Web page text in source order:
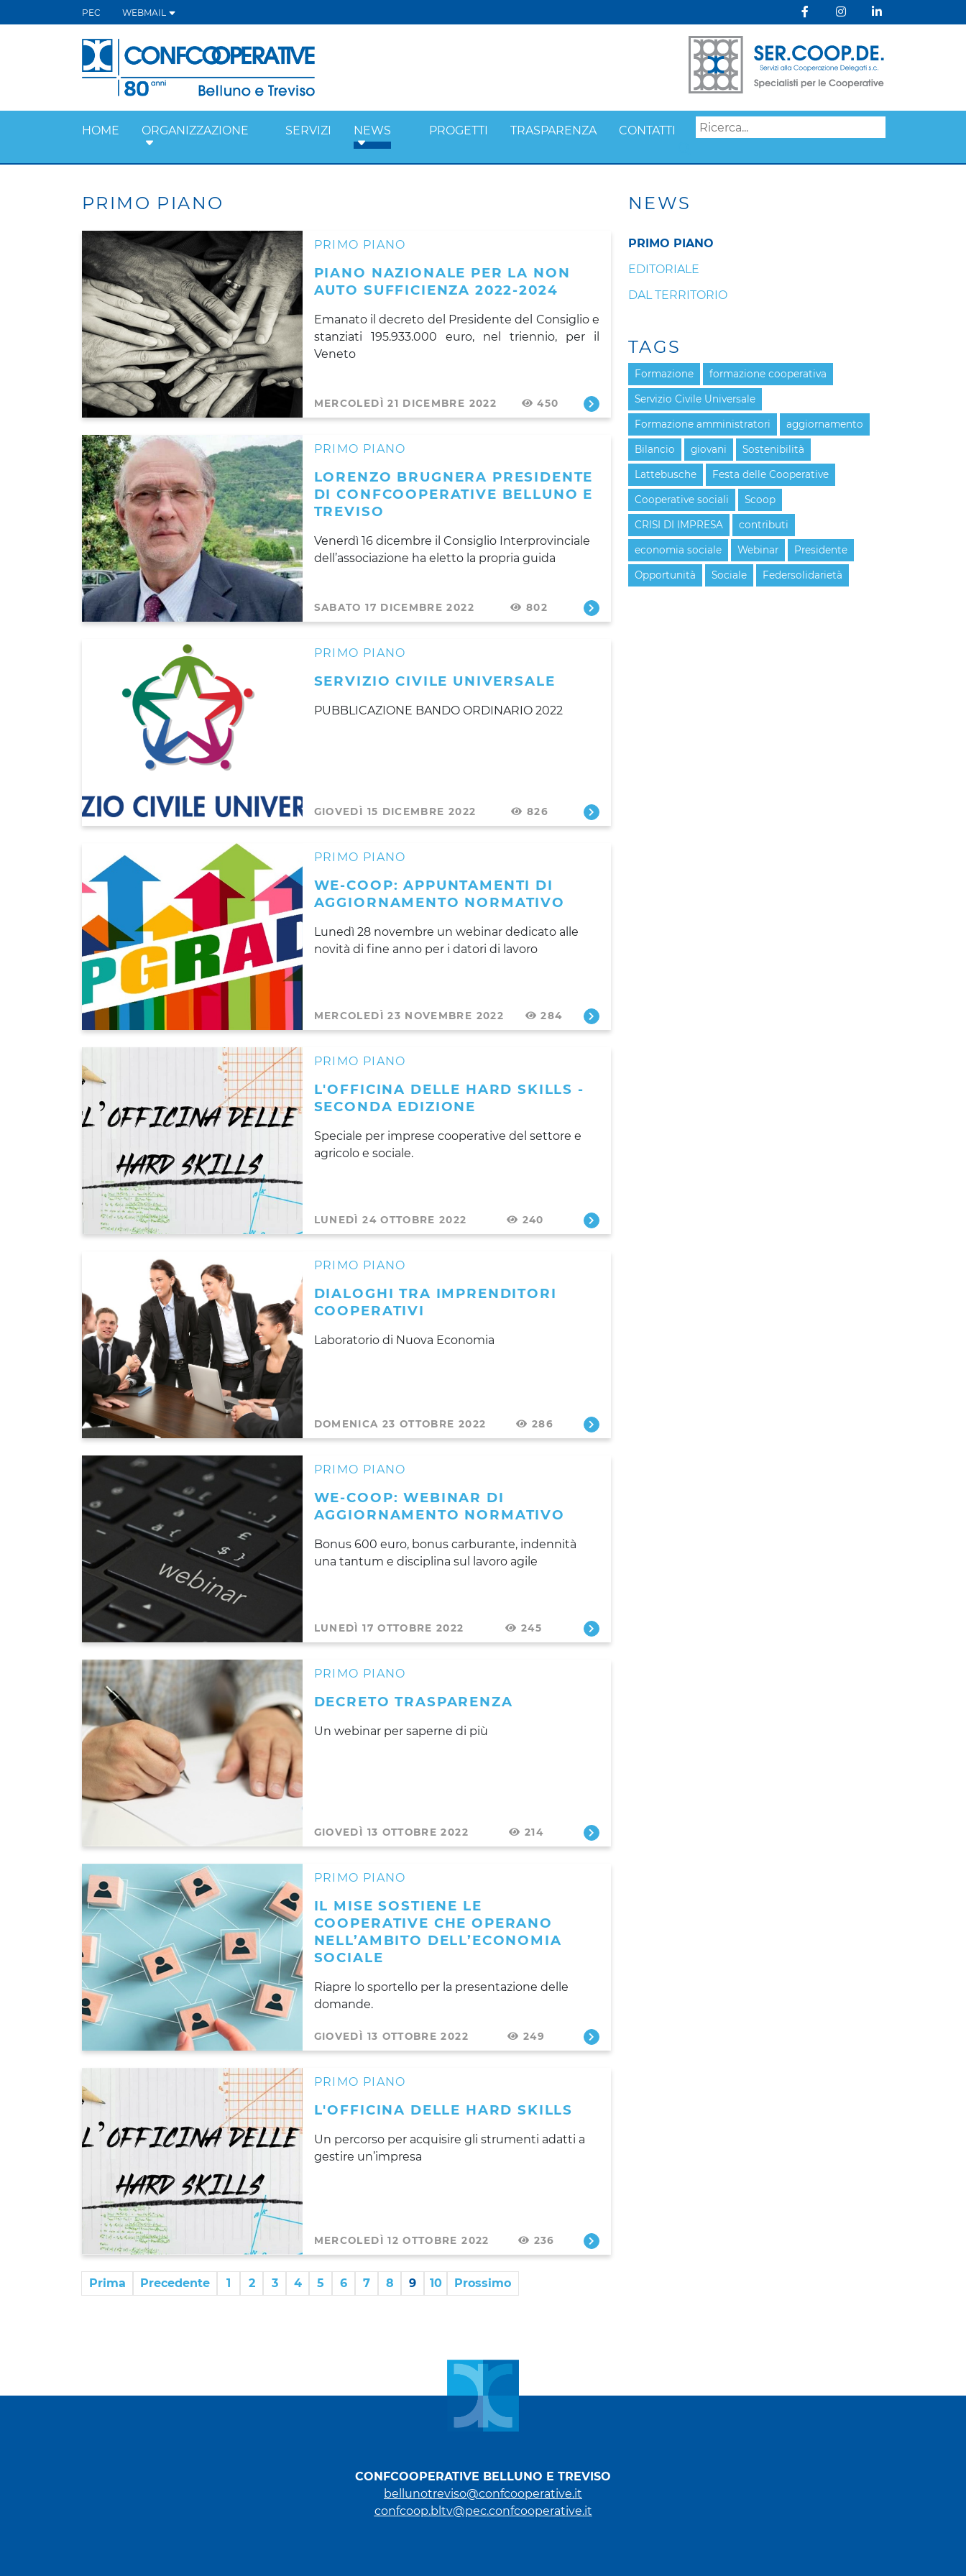
PEC WEBMAIL
HOME ORGANIZZAZIONE SERVIZI NEWS PROGETTI TRASPARENZA
CONTATTI
PRIMO PIANO
PRIMO PIANO
PIANO NAZIONALE PER LA NON
AUTO SUFFICIENZA 2022-2024
Emanato il decreto del Presidente del Consiglio e
stanziati 195.933.000 euro, nel triennio, per il
Veneto
MERCOLEDÌ 21 DICEMBRE 2022 450
PRIMO PIANO
LORENZO BRUGNERA PRESIDENTE
DI CONFCOOPERATIVE BELLUNO E
TREVISO
Venerdì 16 dicembre il Consiglio Interprovinciale
dell’associazione ha eletto la propria guida
SABATO 17 DICEMBRE 2022 802
PRIMO PIANO
SERVIZIO CIVILE UNIVERSALE
PUBBLICAZIONE BANDO ORDINARIO 2022
GIOVEDÌ 15 DICEMBRE 2022 826
PRIMO PIANO
WE-COOP: APPUNTAMENTI DI
AGGIORNAMENTO NORMATIVO
Lunedì 28 novembre un webinar dedicato alle
novità di fine anno per i datori di lavoro
MERCOLEDÌ 23 NOVEMBRE 2022 284
PRIMO PIANO
L'OFFICINA DELLE HARD SKILLS -
SECONDA EDIZIONE
Speciale per imprese cooperative del settore e
agricolo e sociale.
LUNEDÌ 24 OTTOBRE 2022 240
PRIMO PIANO
DIALOGHI TRA IMPRENDITORI
COOPERATIVI
Laboratorio di Nuova Economia
DOMENICA 23 OTTOBRE 2022 286
PRIMO PIANO
WE-COOP: WEBINAR DI
AGGIORNAMENTO NORMATIVO
Bonus 600 euro, bonus carburante, indennità
una tantum e disciplina sul lavoro agile
LUNEDÌ 17 OTTOBRE 2022 245
PRIMO PIANO
DECRETO TRASPARENZA
Un webinar per saperne di più
GIOVEDÌ 13 OTTOBRE 2022 214
PRIMO PIANO
IL MISE SOSTIENE LE
COOPERATIVE CHE OPERANO
NELL’AMBITO DELL’ECONOMIA
SOCIALE
Riapre lo sportello per la presentazione delle
domande.
GIOVEDÌ 13 OTTOBRE 2022 249
PRIMO PIANO
L'OFFICINA DELLE HARD SKILLS
Un percorso per acquisire gli strumenti adatti a
gestire un’impresa
MERCOLEDÌ 12 OTTOBRE 2022 236
Prima Precedente 1 2 3 4 5 6 7 8 9 10 Prossimo
NEWS
PRIMO PIANO
EDITORIALE
DAL TERRITORIO
TAGS
Formazione formazione cooperativa
Servizio Civile Universale
Formazione amministratori aggiornamento
Bilancio giovani Sostenibilità
Lattebusche Festa delle Cooperative
Cooperative sociali Scoop
CRISI DI IMPRESA contributi
economia sociale Webinar Presidente
Opportunità Sociale Federsolidarietà
CONFCOOPERATIVE BELLUNO E TREVISO
bellunotreviso@confcooperative.it
confcoop.bltv@pec.confcooperative.it